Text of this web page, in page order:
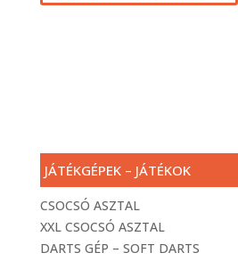
JÁTÉKGÉPEK – JÁTÉKOK
CSOCSÓ ASZTAL
XXL CSOCSÓ ASZTAL
DARTS GÉP – SOFT DARTS